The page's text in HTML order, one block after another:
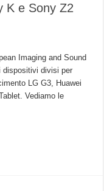
K e Sony Z2
Imaging and Sound
dispositivi divisi per
LG G3, Huawei
Vediamo le